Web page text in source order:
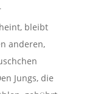
bleibt
anderen,
Jungs, die